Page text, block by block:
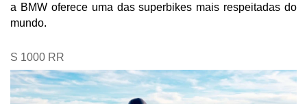
a BMW oferece uma das superbikes mais respeitadas do
mundo.
S 1000 RR